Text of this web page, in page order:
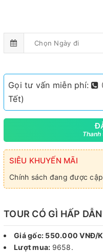
Gọi tư vấn miễn phí:
Tết)
SIÊU KHUYẾN MÃI
Chính sách đang được
TOUR CÓ GÌ HẤP
Giá gốc: 550.000 VNĐ/
Lượt mua: 9658.